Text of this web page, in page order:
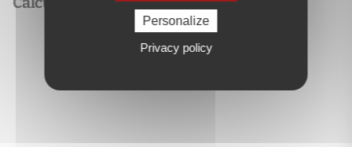
Essayer la simulation de prêt
Personalize
Privacy policy